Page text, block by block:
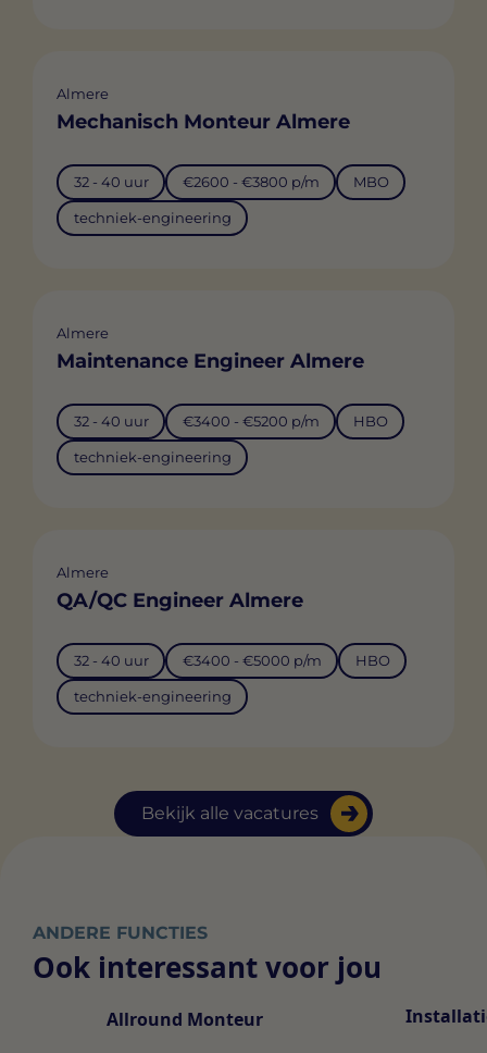
Bekijk alle vacatures
Almere
Mechanisch Monteur Almere
32 - 40 uur €2600 - €3800 p/m MBO
techniek-engineering
Almere
Maintenance Engineer Almere
32 - 40 uur €3400 - €5200 p/m HBO
techniek-engineering
Almere
QA/QC Engineer Almere
32 - 40 uur €3400 - €5000 p/m HBO
techniek-engineering
ANDERE FUNCTIES
Ook interessant voor jou
Allround Monteur